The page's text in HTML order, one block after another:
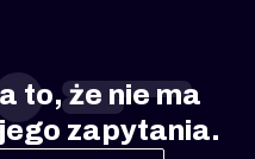
LONDYN
RYCINOWE
to, że nie ma
zapytania.